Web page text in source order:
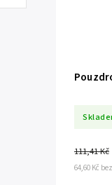
64,60 Kč
111,41 Kč